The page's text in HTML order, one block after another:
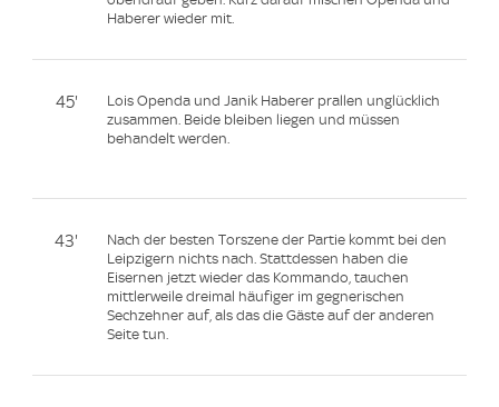
Haberer wieder mit.
45'
Lois Openda und Janik Haberer prallen unglücklich
zusammen. Beide bleiben liegen und müssen
behandelt werden.
43'
Nach der besten Torszene der Partie kommt bei den
Leipzigern nichts nach. Stattdessen haben die
Eisernen jetzt wieder das Kommando, tauchen
mittlerweile dreimal häufiger im gegnerischen
Sechzehner auf, als das die Gäste auf der anderen
Seite tun.